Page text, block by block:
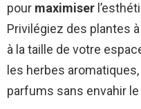
pour maximiser
Privilégiez des plantes
à la taille de votre
les herbes
parfums sans envahir le